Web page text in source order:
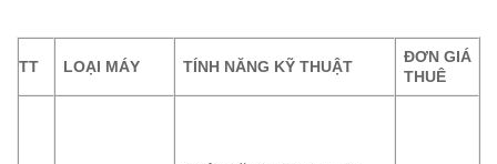
TT LOẠI MÁY TÍNH NĂNG KỸ THUẬT
ĐƠN GIÁ
THUÊ